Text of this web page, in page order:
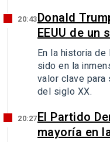
20:43Donald
EEUU de un
En la historia
sido en la
valor clave
del siglo XX.
20:27El Partido
mayoría en